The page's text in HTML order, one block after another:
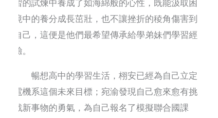
習的試煉中養成了如海綿般的心性，既能汲取困
境中的養分成長茁壯，也不讓挫折的稜角傷害到
自己，這便是他們最希望傳承給學弟妹們學習經
驗。
暢想高中的學習生活，栩安已經為自己立定
電機系這個未來目標；宛渝發現自己愈來愈有挑
戰新事物的勇氣，為自己報名了模擬聯合國課